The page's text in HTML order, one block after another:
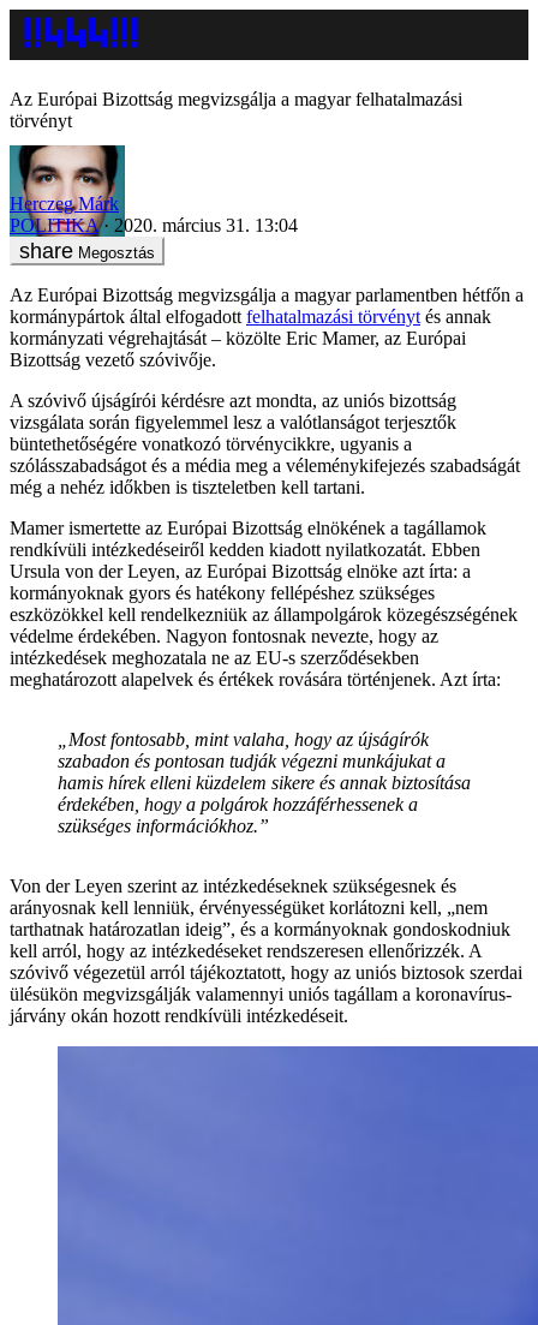
Az Európai Bizottság megvizsgálja a magyar felhatalmazási
törvényt
Herczeg Márk
POLITIKA
2020. március 31. 13:04
Megosztás
Az Európai Bizottság megvizsgálja a magyar parlamentben hétfőn a
kormánypártok által elfogadott felhatalmazási törvényt és annak
kormányzati végrehajtását – közölte Eric Mamer, az Európai
Bizottság vezető szóvivője.
A szóvivő újságírói kérdésre azt mondta, az uniós bizottság
vizsgálata során figyelemmel lesz a valótlanságot terjesztők
büntethetőségére vonatkozó törvénycikkre, ugyanis a
szólásszabadságot és a média meg a véleménykifejezés szabadságát
még a nehéz időkben is tiszteletben kell tartani.
Mamer ismertette az Európai Bizottság elnökének a tagállamok
rendkívüli intézkedéseiről kedden kiadott nyilatkozatát. Ebben
Ursula von der Leyen, az Európai Bizottság elnöke azt írta: a
kormányoknak gyors és hatékony fellépéshez szükséges
eszközökkel kell rendelkezniük az állampolgárok közegészségének
védelme érdekében. Nagyon fontosnak nevezte, hogy az
intézkedések meghozatala ne az EU-s szerződésekben
meghatározott alapelvek és értékek rovására történjenek. Azt írta:
„Most fontosabb, mint valaha, hogy az újságírók
szabadon és pontosan tudják végezni munkájukat a
hamis hírek elleni küzdelem sikere és annak biztosítása
érdekében, hogy a polgárok hozzáférhessenek a
szükséges információkhoz.”
Von der Leyen szerint az intézkedéseknek szükségesnek és
arányosnak kell lenniük, érvényességüket korlátozni kell, „nem
tarthatnak határozatlan ideig”, és a kormányoknak gondoskodniuk
kell arról, hogy az intézkedéseket rendszeresen ellenőrizzék. A
szóvivő végezetül arról tájékoztatott, hogy az uniós biztosok szerdai
ülésükön megvizsgálják valamennyi uniós tagállam a koronavírus-
járvány okán hozott rendkívüli intézkedéseit.